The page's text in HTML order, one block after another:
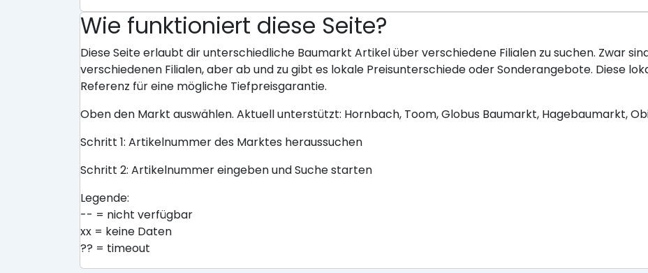
Wie funktioniert diese Seite?
Diese Seite erlaubt dir unterschiedliche Baumarkt Artikel über verschiedene Filialen zu suchen. Zwar
verschiedenen Filialen, aber ab und zu gibt es lokale Preisunterschiede oder Sonderangebote. Diese
Referenz für eine mögliche Tiefpreisgarantie.
Oben den Markt auswählen. Aktuell unterstützt: Hornbach, Toom, Globus Baumarkt, Hagebaumarkt,
Schritt 1: Artikelnummer des Marktes heraussuchen
Schritt 2: Artikelnummer eingeben und Suche starten
Legende:
-- = nicht verfügbar
xx = keine Daten
?? = timeout